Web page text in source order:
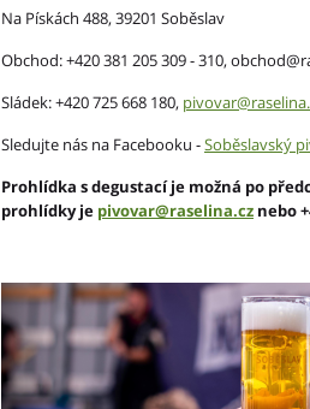
Na Pískách 488, 39201 Soběslav
Obchod: +420 381 205 309 - 310,
Sládek: +420 725 668 180,
Sledujte nás na Facebooku -Soběslavský
Prohlídka s degustací je možná po
prohlídky je pivovar@raselina.cz nebo